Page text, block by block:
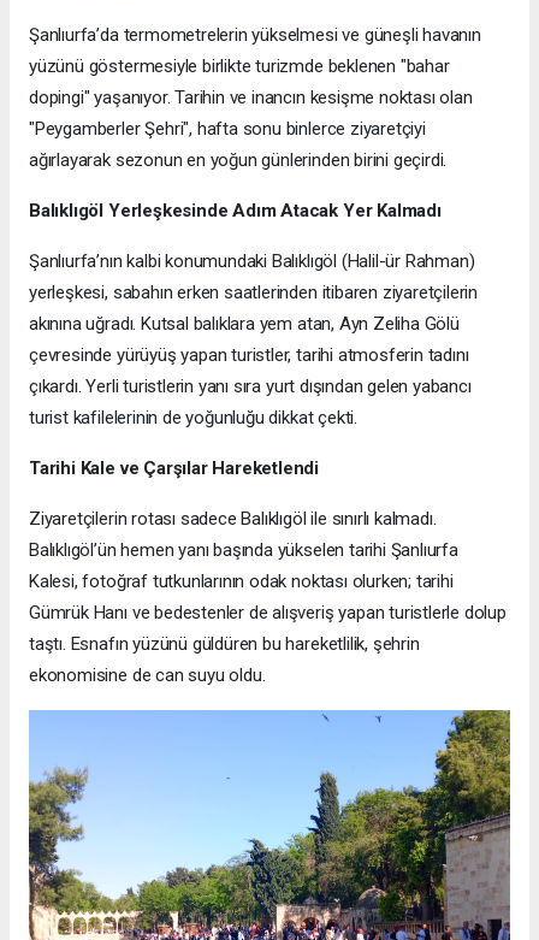
Şanlıurfa’da termometrelerin yükselmesi ve güneşli havanın
yüzünü göstermesiyle birlikte turizmde beklenen "bahar
dopingi" yaşanıyor. Tarihin ve inancın kesişme noktası olan
"Peygamberler Şehri", hafta sonu binlerce ziyaretçiyi
ağırlayarak sezonun en yoğun günlerinden birini geçirdi.
Balıklıgöl Yerleşkesinde Adım Atacak Yer Kalmadı
Şanlıurfa’nın kalbi konumundaki Balıklıgöl (Halil-ür Rahman)
yerleşkesi, sabahın erken saatlerinden itibaren ziyaretçilerin
akınına uğradı. Kutsal balıklara yem atan, Ayn Zeliha Gölü
çevresinde yürüyüş yapan turistler, tarihi atmosferin tadını
çıkardı. Yerli turistlerin yanı sıra yurt dışından gelen yabancı
turist kafilelerinin de yoğunluğu dikkat çekti.
Tarihi Kale ve Çarşılar Hareketlendi
Ziyaretçilerin rotası sadece Balıklıgöl ile sınırlı kalmadı.
Balıklıgöl’ün hemen yanı başında yükselen tarihi Şanlıurfa
Kalesi, fotoğraf tutkunlarının odak noktası olurken; tarihi
Gümrük Hanı ve bedestenler de alışveriş yapan turistlerle dolup
taştı. Esnafın yüzünü güldüren bu hareketlilik, şehrin
ekonomisine de can suyu oldu.